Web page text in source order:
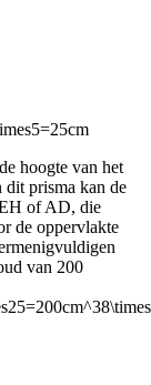
hoogte van het
dit prisma kan de
of AD, die
de oppervlakte
van 200